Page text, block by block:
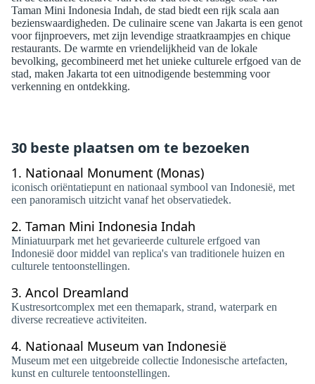
Taman Mini Indonesia Indah, de stad biedt een rijk scala aan
bezienswaardigheden. De culinaire scene van Jakarta is een genot
voor fijnproevers, met zijn levendige straatkraampjes en chique
restaurants. De warmte en vriendelijkheid van de lokale
bevolking, gecombineerd met het unieke culturele erfgoed van de
stad, maken Jakarta tot een uitnodigende bestemming voor
verkenning en ontdekking.
30 beste plaatsen om te bezoeken
1. Nationaal Monument (Monas)
iconisch oriëntatiepunt en nationaal symbool van Indonesië, met
een panoramisch uitzicht vanaf het observatiedek.
2. Taman Mini Indonesia Indah
Miniatuurpark met het gevarieerde culturele erfgoed van
Indonesië door middel van replica's van traditionele huizen en
culturele tentoonstellingen.
3. Ancol Dreamland
Kustresortcomplex met een themapark, strand, waterpark en
diverse recreatieve activiteiten.
4. Nationaal Museum van Indonesië
Museum met een uitgebreide collectie Indonesische artefacten,
kunst en culturele tentoonstellingen.